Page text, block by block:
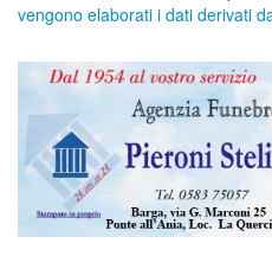
vengono elaborati i dati derivati